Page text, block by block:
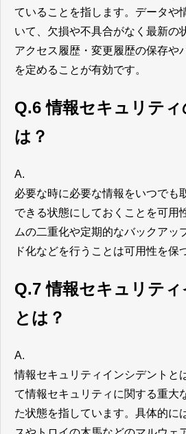
ていることを指します。データや
いて、欠損や不具合がなく最新の
アクセス履歴・変更履歴の保存や
を定めることが有効です。
Q.6 情報セキュリティ
は？
A.
必要な時に必要な情報をいつでも
できる状態にしておくことを可用
ムの二重化や定期的なバックアッ
ド化などを行うことは可用性を保
Q.7 情報セキュリテ
とは？
A.
情報セキュリティインシデントと
て情報セキュリティに関する重大
た状態を指しています。具体的に